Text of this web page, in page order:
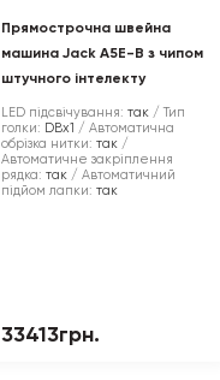
Прямострочна швейна
машина Jack A5E-B з чипом
штучного інтелекту
LED підсвічування: так
Тип
голки: DBx1
Автоматична
обрізка нитки: так
Автоматичне закріплення
рядка: так
Автоматичний
підйом лапки: так
33413грн.